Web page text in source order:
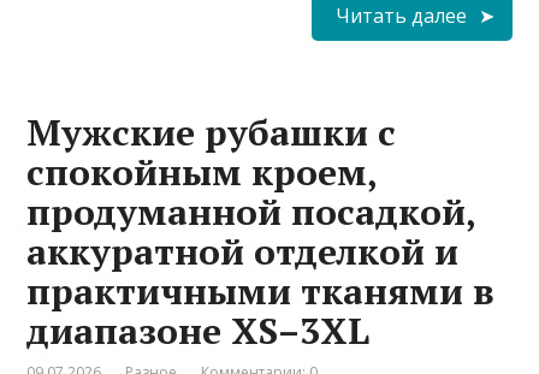
Читать далее
Мужские рубашки с
спокойным кроем,
продуманной посадкой,
аккуратной отделкой и
практичными тканями в
диапазоне XS–3XL